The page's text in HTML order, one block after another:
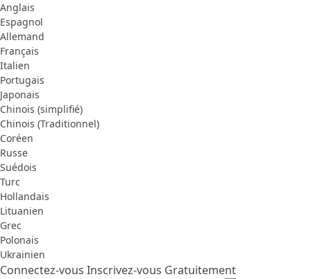
Anglais
Espagnol
Allemand
Français
Italien
Portugais
Japonais
Chinois (simplifié)
Chinois (Traditionnel)
Coréen
Russe
Suédois
Turc
Hollandais
Lituanien
Grec
Polonais
Ukrainien
Connectez-vous Inscrivez-vous Gratuitement